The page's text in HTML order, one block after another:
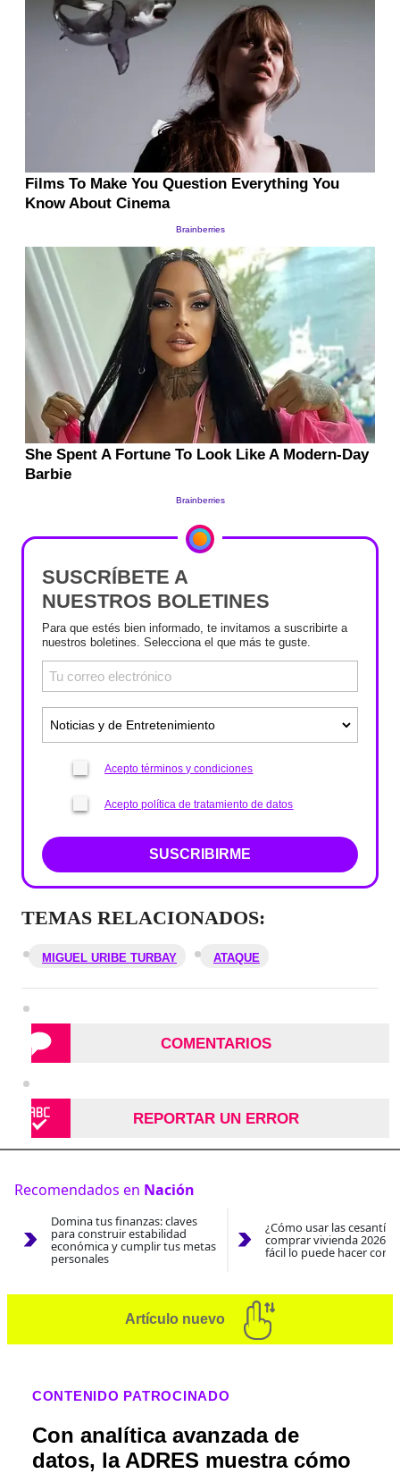
SUSCRÍBETE A
NUESTROS BOLETINES
Para que estés bien informado, te invitamos a suscribirte a
nuestros boletines. Selecciona el que más te guste.
Acepto términos y condiciones
Acepto política de tratamiento de datos
SUSCRIBIRME
TEMAS RELACIONADOS:
MIGUEL URIBE TURBAY ATAQUE
COMENTARIOS
REPORTAR UN ERROR
Recomendados en Nación
Domina tus finanzas: claves
para construir estabilidad
económica y cumplir tus metas
personales
¿Cómo usar las
comprar vivienda 2026?
fácil lo puede hacer con
Artículo nuevo
CONTENIDO PATROCINADO
Con analítica avanzada de
datos, la ADRES muestra cómo